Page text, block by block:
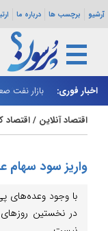
آرشیو برچسب ها درباره ما
اخبار فوری: بازار نفت
اقتصاد آنلاین /اقتصاد
واریز سود سهام عدالت ۱۴۰۴
با وجود وعده‌های
در نخستین